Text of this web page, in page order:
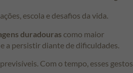
escola e desafios da vida.
duradouras como maior
a persistir diante de dificuldades.
Com o tempo, esses gestos